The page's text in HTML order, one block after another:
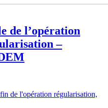
de l’opération
–
de l'opération régularisation,